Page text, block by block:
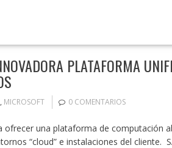
PLATAFORMA
, MICROSOFT 0 COMENTARIOS
una plataforma de computación
“cloud” e instalaciones del cliente.